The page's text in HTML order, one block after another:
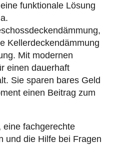
funktionale Lösung
Kellerdeckendämmung
Mit modernen
einen dauerhaft
Sie sparen bares Geld
einen Beitrag zum
eine fachgerechte
und die Hilfe bei Fragen